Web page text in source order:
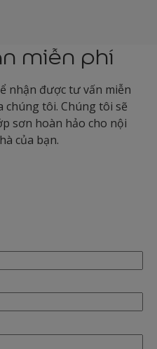
miễn phí
nhận được tư vấn miễn
chúng tôi. Chúng tôi sẽ
sơn hoàn hảo cho nội
của bạn.